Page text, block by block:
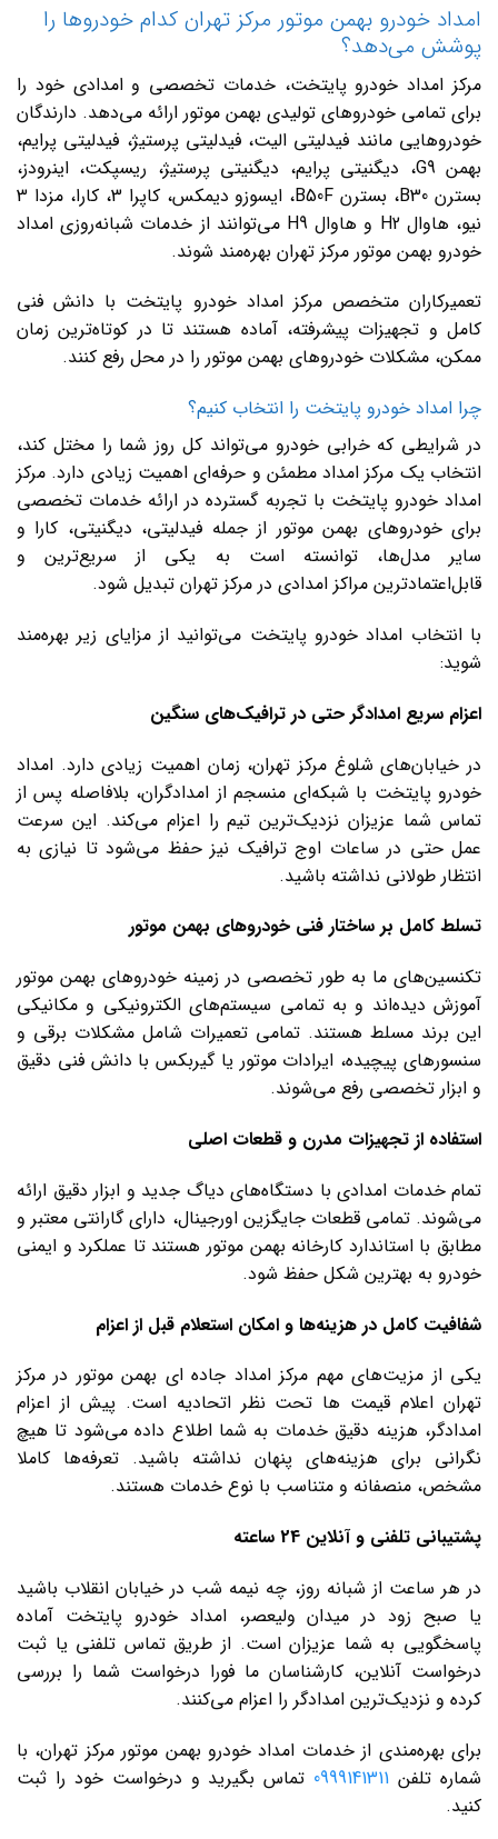
امداد خودرو بهمن موتور مرکز تهران کدام خودروها را
پوشش می‌دهد؟
مرکز امداد خودرو پایتخت، خدمات تخصصی و امدادی خود را
برای تمامی خودروهای تولیدی بهمن موتور ارائه می‌دهد. دارندگان
خودروهایی مانند فیدلیتی الیت، فیدلیتی پرستیژ، فیدلیتی پرایم،
بهمن G9، دیگنیتی پرایم، دیگنیتی پرستیژ، ریسپکت، اینرودز،
بسترن B30، بسترن B50F، ایسوزو دیمکس، کاپرا 3، کارا، مزدا 3
نیو، هاوال H2 و هاوال H9 می‌توانند از خدمات شبانه‌روزی امداد
خودرو بهمن موتور مرکز تهران بهره‌مند شوند.
تعمیرکاران متخصص مرکز امداد خودرو پایتخت با دانش فنی
کامل و تجهیزات پیشرفته، آماده هستند تا در کوتاه‌ترین زمان
ممکن، مشکلات خودروهای بهمن موتور را در محل رفع کنند.
چرا امداد خودرو پایتخت را انتخاب کنیم؟
در شرایطی که خرابی خودرو می‌تواند کل روز شما را مختل کند،
انتخاب یک مرکز امداد مطمئن و حرفه‌ای اهمیت زیادی دارد. مرکز
امداد خودرو پایتخت با تجربه گسترده در ارائه خدمات تخصصی
برای خودروهای بهمن موتور از جمله فیدلیتی، دیگنیتی، کارا و
سایر مدل‌ها، توانسته است به یکی از سریع‌ترین و
قابل‌اعتمادترین مراکز امدادی در مرکز تهران تبدیل شود.
با انتخاب امداد خودرو پایتخت می‌توانید از مزایای زیر بهره‌مند
شوید:
اعزام سریع امدادگر حتی در ترافیک‌های سنگین
در خیابان‌های شلوغ مرکز تهران، زمان اهمیت زیادی دارد. امداد
خودرو پایتخت با شبکه‌ای منسجم از امدادگران، بلافاصله پس از
تماس شما عزیزان نزدیک‌ترین تیم را اعزام می‌کند. این سرعت
عمل حتی در ساعات اوج ترافیک نیز حفظ می‌شود تا نیازی به
انتظار طولانی نداشته باشید.
تسلط کامل بر ساختار فنی خودروهای بهمن موتور
تکنسین‌های ما به ‌طور تخصصی در زمینه خودروهای بهمن موتور
آموزش دیده‌اند و به تمامی سیستم‌های الکترونیکی و مکانیکی
این برند مسلط هستند. تمامی تعمیرات شامل مشکلات برقی و
سنسورهای پیچیده، ایرادات موتور یا گیربکس با دانش فنی دقیق
و ابزار تخصصی رفع می‌شوند.
استفاده از تجهیزات مدرن و قطعات اصلی
تمام خدمات امدادی با دستگاه‌های دیاگ جدید و ابزار دقیق ارائه
می‌شوند. تمامی قطعات جایگزین اورجینال، دارای گارانتی معتبر و
مطابق با استاندارد کارخانه بهمن موتور هستند تا عملکرد و ایمنی
خودرو به بهترین شکل حفظ شود.
شفافیت کامل در هزینه‌ها و امکان استعلام قبل از اعزام
یکی از مزیت‌های مهم مرکز امداد جاده ای بهمن موتور در مرکز
تهران اعلام قیمت ها تحت نظر اتحادیه است. پیش از اعزام
امدادگر، هزینه دقیق خدمات به شما اطلاع داده می‌شود تا هیچ
نگرانی برای هزینه‌های پنهان نداشته باشید. تعرفه‌ها کاملا
مشخص، منصفانه و متناسب با نوع خدمات هستند.
پشتیبانی تلفنی و آنلاین 24 ساعته
در هر ساعت از شبانه ‌روز، چه نیمه ‌شب در خیابان انقلاب باشید
یا صبح زود در میدان ولیعصر، امداد خودرو پایتخت آماده
پاسخگویی به شما عزیزان است. از طریق تماس تلفنی یا ثبت
درخواست آنلاین، کارشناسان ما فورا درخواست شما را بررسی
کرده و نزدیک‌ترین امدادگر را اعزام می‌کنند.
برای بهره‌مندی از خدمات امداد خودرو بهمن موتور مرکز تهران، با
شماره تلفن 0999141311 تماس بگیرید و درخواست خود را ثبت
کنید.